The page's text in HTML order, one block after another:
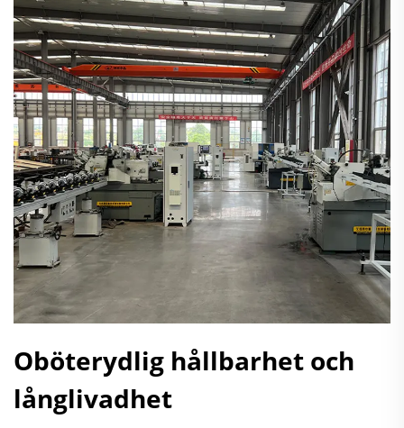
Oböterydlig hållbarhet och
långlivadhet